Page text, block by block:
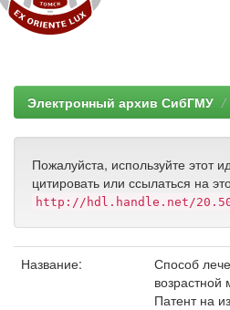
Электронный архив СибГМУ
Пожалуйста, используйте этот
цитировать или ссылаться на
http://hdl.handle.net/
Название:
Способ
возрастной
Патент на